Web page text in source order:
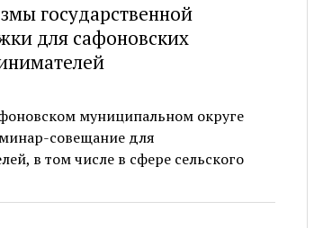
государственной
для сафоновских
муниципальном округе
совещание для
в том числе в сфере сельского